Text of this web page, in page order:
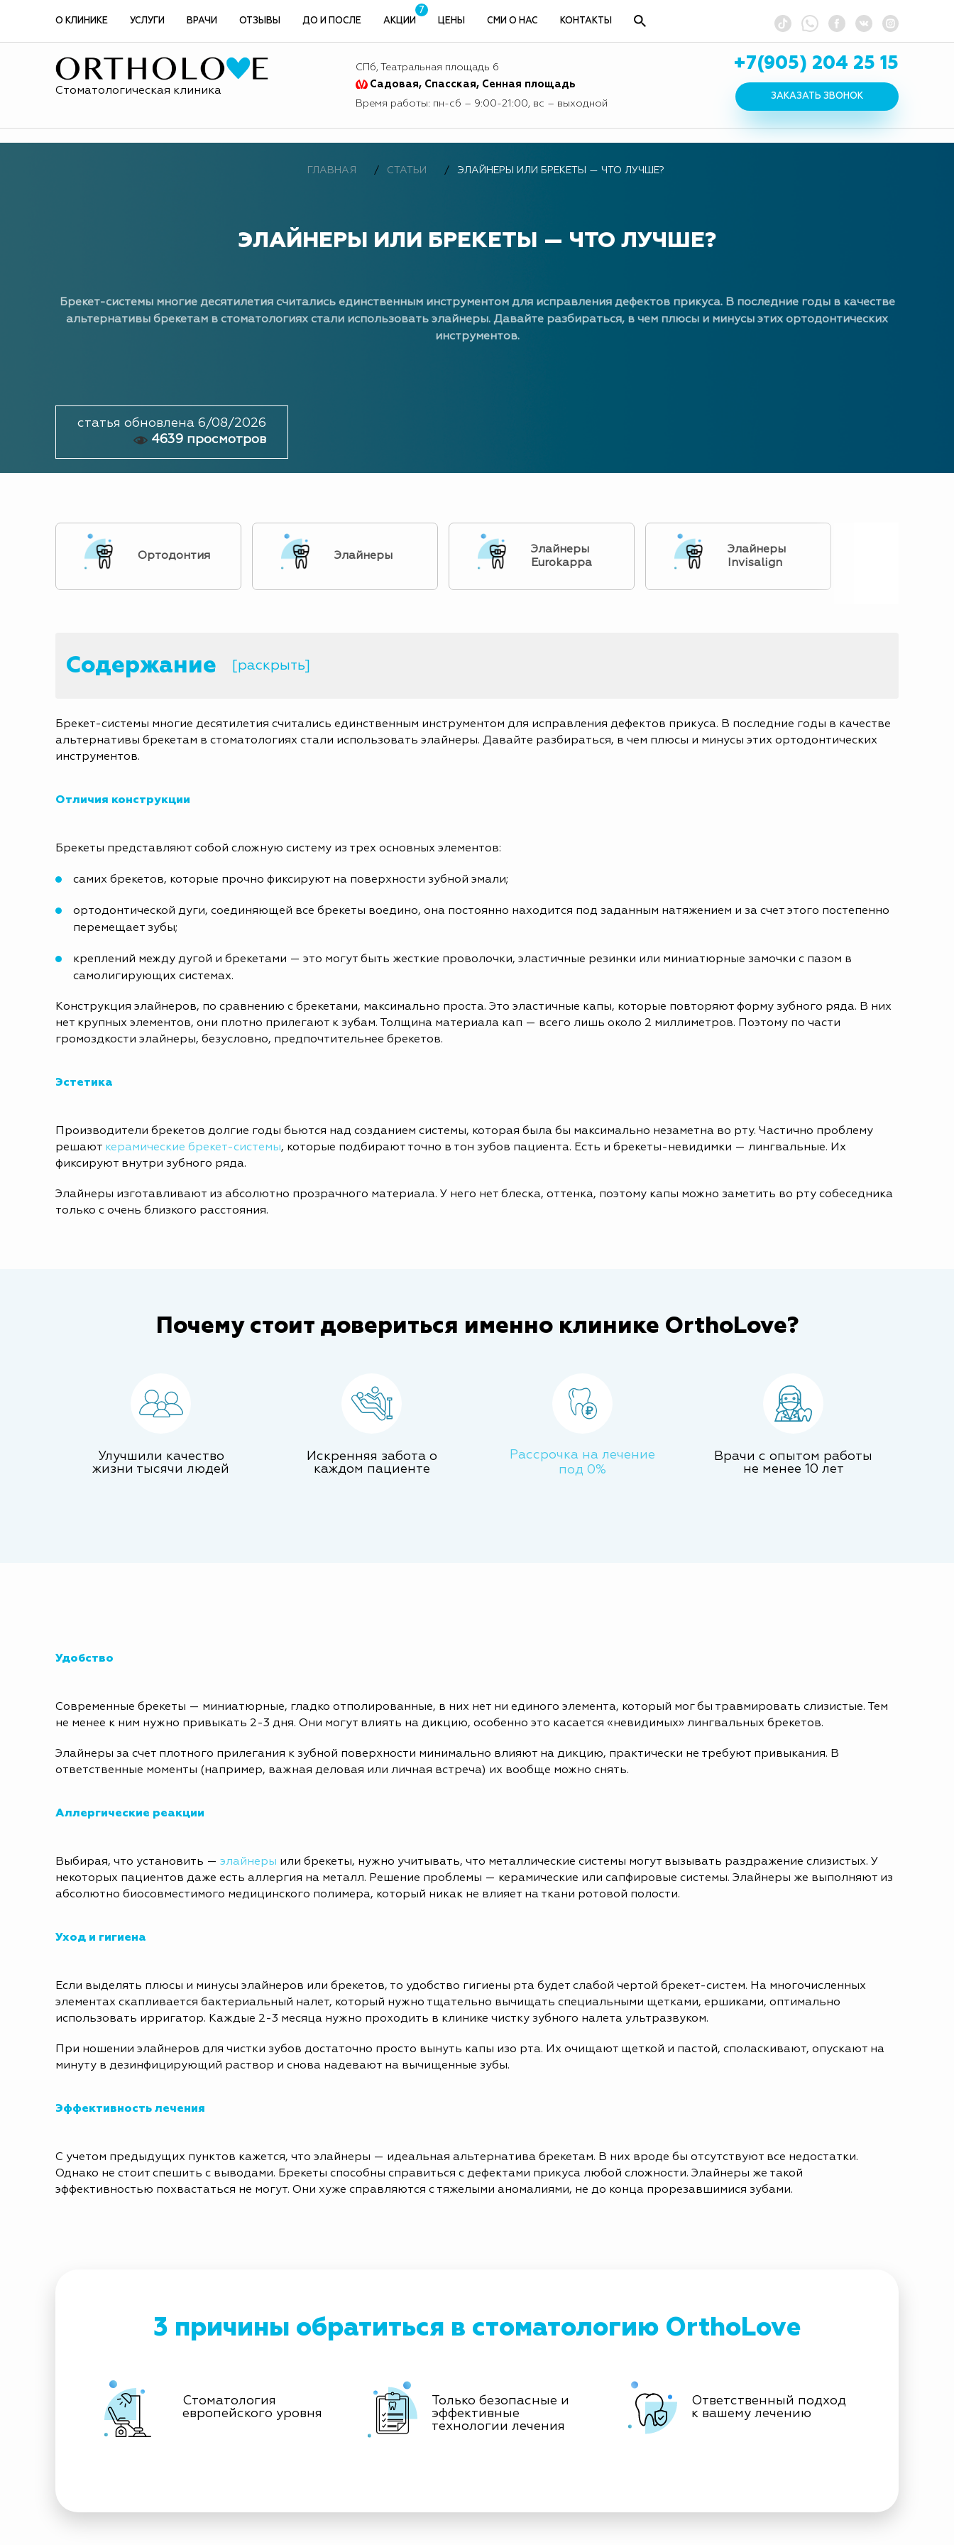
О КЛИНИКЕ УСЛУГИ ВРАЧИ ОТЗЫВЫ ДО И ПОСЛЕ АКЦИИ
7
ЦЕНЫ
СМИ О НАС КОНТАКТЫ
Стоматологическая клиника
СПб, Театральная площадь 6
Садовая, Спасская, Сенная площадь
Время работы: пн-сб – 9:00-21:00, вс – выходной
+7(905) 204 25 15
ЗАКАЗАТЬ ЗВОНОК
ГЛАВНАЯ СТАТЬИ ЭЛАЙНЕРЫ ИЛИ БРЕКЕТЫ — ЧТО ЛУЧШЕ?
ЭЛАЙНЕРЫ ИЛИ БРЕКЕТЫ — ЧТО ЛУЧШЕ?
Брекет-системы многие десятилетия считались единственным инструментом для исправления дефектов прикуса. В последние годы в качестве
альтернативы брекетам в стоматологиях стали использовать элайнеры. Давайте разбираться, в чем плюсы и минусы этих ортодонтических
инструментов.
статья обновлена 6/08/2026
4639 просмотров
Ортодонтия Элайнеры
Элайнеры
Eurokappa
Элайнеры
Invisalign
Содержание [раскрыть]
Брекет-системы многие десятилетия считались единственным инструментом для исправления дефектов прикуса. В последние годы в качестве
альтернативы брекетам в стоматологиях стали использовать элайнеры. Давайте разбираться, в чем плюсы и минусы этих ортодонтических
инструментов.
Отличия конструкции
Брекеты представляют собой сложную систему из трех основных элементов:
самих брекетов, которые прочно фиксируют на поверхности зубной эмали;
ортодонтической дуги, соединяющей все брекеты воедино, она постоянно находится под заданным натяжением и за счет этого постепенно
перемещает зубы;
креплений между дугой и брекетами — это могут быть жесткие проволочки, эластичные резинки или миниатюрные замочки с пазом в
самолигирующих системах.
Конструкция элайнеров, по сравнению с брекетами, максимально проста. Это эластичные капы, которые повторяют форму зубного ряда. В них
нет крупных элементов, они плотно прилегают к зубам. Толщина материала кап — всего лишь около 2 миллиметров. Поэтому по части
громоздкости элайнеры, безусловно, предпочтительнее брекетов.
Эстетика
Производители брекетов долгие годы бьются над созданием системы, которая была бы максимально незаметна во рту. Частично проблему
решают керамические брекет-системы, которые подбирают точно в тон зубов пациента. Есть и брекеты-невидимки — лингвальные. Их
фиксируют внутри зубного ряда.
Элайнеры изготавливают из абсолютно прозрачного материала. У него нет блеска, оттенка, поэтому капы можно заметить во рту собеседника
только с очень близкого расстояния.
Почему стоит довериться именно клинике OrthoLove?
Улучшили качество
жизни тысячи людей
Искренняя забота о
каждом пациенте
Рассрочка на лечение
под 0%
Врачи с опытом работы
не менее 10 лет
Удобство
Современные брекеты — миниатюрные, гладко отполированные, в них нет ни единого элемента, который мог бы травмировать слизистые. Тем
не менее к ним нужно привыкать 2-3 дня. Они могут влиять на дикцию, особенно это касается «невидимых» лингвальных брекетов.
Элайнеры за счет плотного прилегания к зубной поверхности минимально влияют на дикцию, практически не требуют привыкания. В
ответственные моменты (например, важная деловая или личная встреча) их вообще можно снять.
Аллергические реакции
Выбирая, что установить — элайнеры или брекеты, нужно учитывать, что металлические системы могут вызывать раздражение слизистых. У
некоторых пациентов даже есть аллергия на металл. Решение проблемы — керамические или сапфировые системы. Элайнеры же выполняют из
абсолютно биосовместимого медицинского полимера, который никак не влияет на ткани ротовой полости.
Уход и гигиена
Если выделять плюсы и минусы элайнеров или брекетов, то удобство гигиены рта будет слабой чертой брекет-систем. На многочисленных
элементах скапливается бактериальный налет, который нужно тщательно вычищать специальными щетками, ершиками, оптимально
использовать ирригатор. Каждые 2-3 месяца нужно проходить в клинике чистку зубного налета ультразвуком.
При ношении элайнеров для чистки зубов достаточно просто вынуть капы изо рта. Их очищают щеткой и пастой, споласкивают, опускают на
минуту в дезинфицирующий раствор и снова надевают на вычищенные зубы.
Эффективность лечения
С учетом предыдущих пунктов кажется, что элайнеры — идеальная альтернатива брекетам. В них вроде бы отсутствуют все недостатки.
Однако не стоит спешить с выводами. Брекеты способны справиться с дефектами прикуса любой сложности. Элайнеры же такой
эффективностью похвастаться не могут. Они хуже справляются с тяжелыми аномалиями, не до конца прорезавшимися зубами.
3 причины обратиться в стоматологию OrthoLove
Стоматология
европейского уровня
Только безопасные и
эффективные
технологии лечения
Ответственный подход
к вашему лечению